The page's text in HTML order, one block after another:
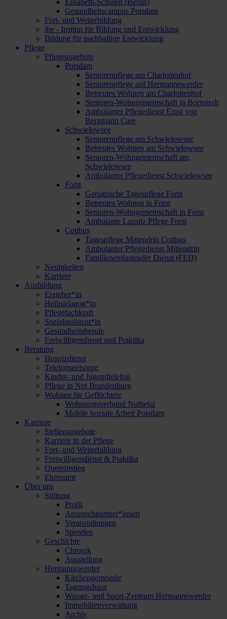
Gesundheitscampus Potsdam
Fort- und Weiterbildung
ibe - Institut für Bildung und Entwicklung
Bildung für nachhaltige Entwicklung
Pflege
Pflegeangebote
Potsdam
Seniorenpflege am Charlottenhof
Seniorenpflege auf Hermannswerder
Betreutes Wohnen am Charlottenhof
Senioren-Wohngemeinschaft in Bornstedt
Ambulanter Pflegedienst Ernst von
Bergmann Care
Schwielowsee
Seniorenpflege am Schwielowsee
Betreutes Wohnen am Schwielowsee
Senioren-Wohngemeinschaft am
Schwielowsee
Ambulanter Pflegedienst Schwielowsee
Forst
Geriatrische Tagespflege Forst
Betreutes Wohnen in Forst
Senioren-Wohngemeinschaft in Forst
Ambulante Lausitz Pflege Forst
Cottbus
Tagespflege Mittendrin Cottbus
Ambulanter Pflegedienst Mittendrin
Familienentlastender Dienst (FED)
Neuigkeiten
Karriere
Ausbildung
Erzieher*in
Heilpädagog*in
Pflegefachkraft
Sozialassistent*in
Gesundheitsberufe
Freiwilligendienst und Praktika
Beratung
Hospizdienst
Telefonseelsorge
Kinder- und Jugendtelefon
Pflege in Not Brandenburg
Wohnen für Geflüchtete
Wohnungsverbund Nuthetal
Mobile Soziale Arbeit Potsdam
Karriere
Stellenangebote
Karriere in der Pflege
Fort- und Weiterbildung
Freiwilligendienst & Praktika
Quereinstieg
Ehrenamt
Über uns
Stiftung
Profil
Ansprechpartner*innen
Veranstaltungen
Spenden
Geschichte
Chronik
Ausstellung
Hermannswerder
Kirchengemeinde
Tagungshaus
Wasser- und Sport-Zentrum Hermannswerder
Immobilienverwaltung
Archiv